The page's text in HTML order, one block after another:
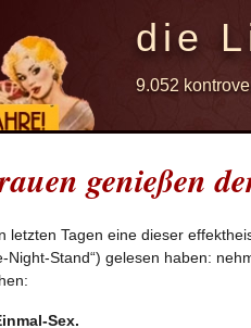
die
9.052
genießen
letzten Tagen eine dieser
Night-Stand“) gelesen haben:
Sex.